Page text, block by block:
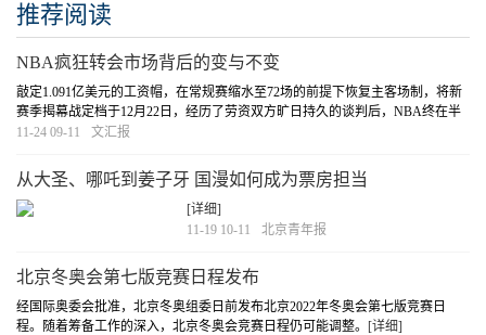
推荐阅读
NBA疯狂转会市场背后的变与不变
敲定1.091亿美元的工资帽，在常规赛缩水至72场的前提下恢复主客场制，将新
赛季揭幕战定档于12月22日，经历了劳资双方旷日持久的谈判后，NBA终在半
个月前拍板了一系列重要决定，而于上周开启的自由球员市场，则是计划确定
11-24 09-11 文汇报
从大圣、哪吒到姜子牙 国漫如何成为票房担当
[详细]
11-19 10-11
北京青年报
北京冬奥会第七版竞赛日程发布
经国际奥委会批准，北京冬奥组委日前发布北京2022年冬奥会第七版竞赛日
程。随着筹备工作的深入，北京冬奥会竞赛日程仍可能调整。 [详细]